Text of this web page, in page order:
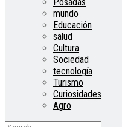
mundo
Educación
salud
Cultura
Sociedad
tecnología
Turismo
Curiosidades
Agro